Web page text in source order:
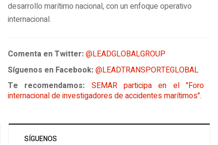
desarrollo marítimo nacional, con un enfoque operativo
internacional.
Comenta en Twitter:@LEADGLOBALGROUP
Síguenos en Facebook:@LEADTRANSPORTEGLOBAL
Te recomendamos: SEMAR participa en el "Foro
internacional de investigadores de accidentes marítimos".
SÍGUENOS